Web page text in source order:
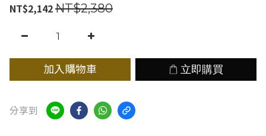
NT$2,142NT$2,380
加入購物車 立即購買
分享到